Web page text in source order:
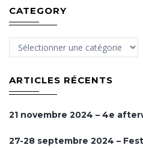
CATEGORY
Category
ARTICLES RÉCENTS
21 novembre 2024 – 4e
27-28 septembre 2024 –